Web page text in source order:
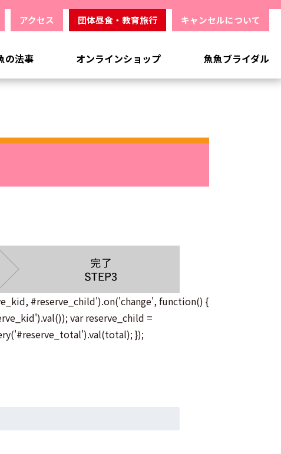
アクセス 団体昼食・教育旅行 キャンセルについて
の法事 オンラインショップ 魚魚ブライダル
#reserve_child').on('change', function() {
var reserve_child =
});